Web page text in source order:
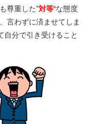
尊重した”対等“な態度
言わずに済ませてしま
自分で引き受けること